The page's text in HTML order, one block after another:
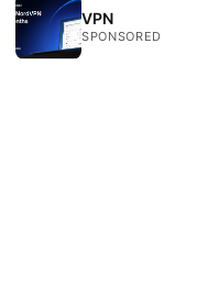
VPN
SPONSORED